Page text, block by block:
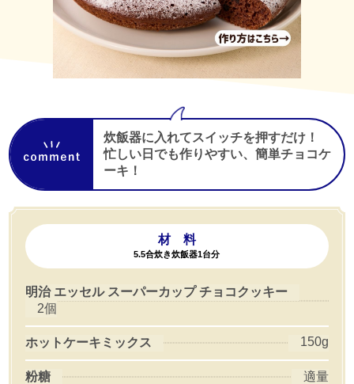
炊飯器に入れてスイッチを押すだけ！
忙しい日でも作りやすい、簡単チョコケ
ーキ！
材 料
5.5合炊き炊飯器1台分
明治 エッセル スーパーカップ チョコクッキー
2個
ホットケーキミックス 150g
粉糖 適量